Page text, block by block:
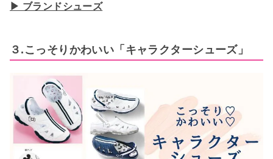
▶ ブランドシューズ
３.こっそりかわいい「キャラクターシューズ」